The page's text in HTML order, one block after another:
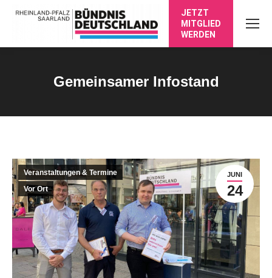
JETZT
MITGLIED
WERDEN
Gemeinsamer Infostand
JUNI
24
Veranstaltungen & Termine
Vor Ort